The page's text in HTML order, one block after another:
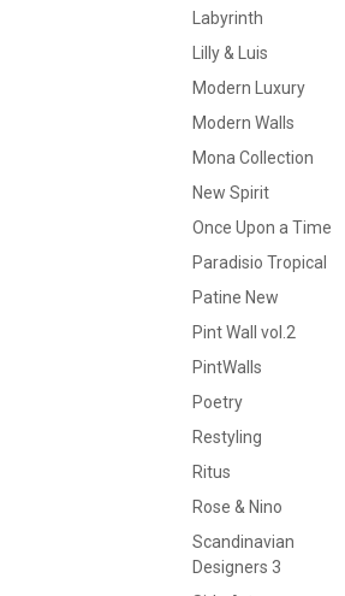
Labyrinth
Lilly & Luis
Modern Luxury
Modern Walls
Mona Collection
New Spirit
Once Upon a Time
Paradisio Tropical
Patine New
Pint Wall vol.2
PintWalls
Poetry
Restyling
Ritus
Rose & Nino
Scandinavian
Designers 3